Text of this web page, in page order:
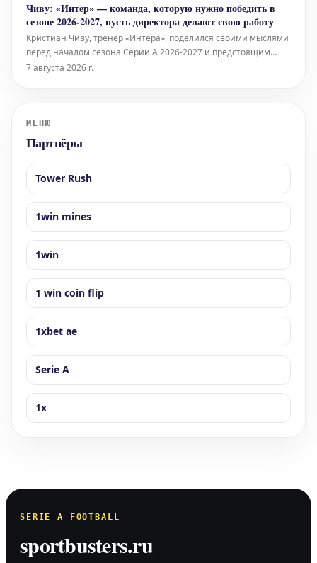
«Питтсбург» подписал Койвунена 6 августа на восемь лет и 32
миллиона доллар
Чиву: «Интер» — команда, которую нужно победить в
сезоне 2026-2027, пусть директора делают свою работу
Кристиан Чиву, тренер «Интера», поделился своими мыслями
перед началом сезона Серии А 2026-2027 и предстоящим
предсезонным товарищеским матчем против
7 августа 2026 г.
МЕНЮ
Партнёры
Tower Rush
1win mines
1win
1 win coin flip
1xbet ae
Serie A
1x
SERIE A FOOTBALL
sportbusters.ru